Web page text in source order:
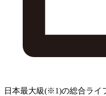
日本最大級(※1)の総合ライ